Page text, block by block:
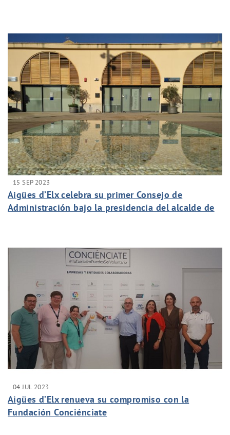
15 SEP 2023
Aigües d’Elx celebra su primer Consejo de
Administración bajo la presidencia del alcalde de
04 JUL 2023
Aigües d’Elx renueva su compromiso con la
Fundación Conciénciate